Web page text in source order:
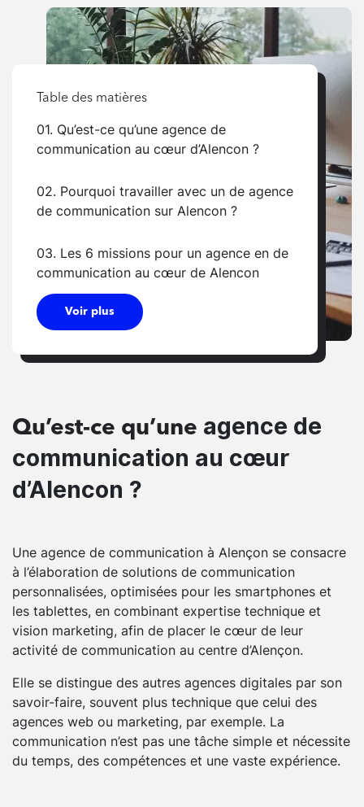
Table des matières
01. Qu’est-ce qu’une agence de
communication au cœur d’Alencon ?
02. Pourquoi travailler avec un de agence
de communication sur Alencon ?
03. Les 6 missions pour un agence en de
communication au cœur de Alencon
Voir plus
Qu’est-ce qu’une agence de
communication au cœur
d’Alencon ?
Une agence de communication à Alençon se consacre
à l’élaboration de solutions de communication
personnalisées, optimisées pour les smartphones et
les tablettes, en combinant expertise technique et
vision marketing, afin de placer le cœur de leur
activité de communication au centre d’Alençon.
Elle se distingue des autres agences digitales par son
savoir-faire, souvent plus technique que celui des
agences web ou marketing, par exemple. La
communication n’est pas une tâche simple et nécessite
du temps, des compétences et une vaste expérience.